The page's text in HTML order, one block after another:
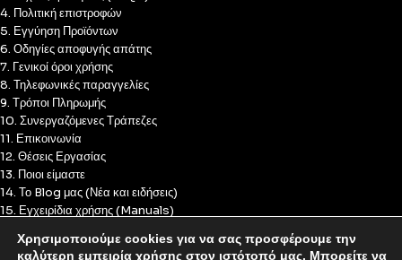
4. Πολιτική επιστροφών
5. Εγγύηση Προϊόντων
6. Οδηγίες αποφυγής απάτης
7. Γενικοί όροι χρήσης
8. Τηλεφωνικές παραγγελίες
9. Τρόποι Πληρωμής
10. Συνεργαζόμενες Τράπεζες
11. Επικοινωνία
12. Θέσεις Εργασίας
13. Ποιοι είμαστε
14. Το Blog μας (Νέα και ειδήσεις)
15. Εγχειρίδια χρήσης (Manuals)
17. Πολιτική Cookies
Χρησιμοποιούμε cookies για να σας προσφέρουμε την
καλύτερη εμπειρία χρήσης στον ιστότοπό μας. Μπορείτε να